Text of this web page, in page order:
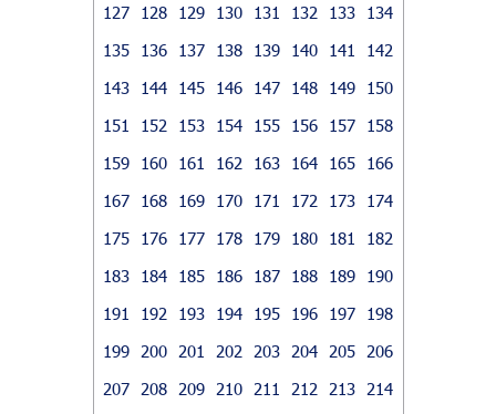
127
128 129 130 131 132 133
134
135
136 137 138 139 140 141
142
143
144 145 146 147 148 149
150
151
152 153 154 155 156 157
158
159
160 161 162 163 164 165
166
167
168 169 170 171 172 173
174
175
176 177 178 179 180 181
182
183
184 185 186 187 188 189
190
191
192 193 194 195 196 197
198
199
200 201 202 203 204 205
206
207
208 209 210 211 212 213
214